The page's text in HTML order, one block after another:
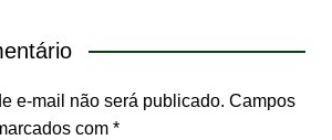
e-mail não será publicado. Campos
com *